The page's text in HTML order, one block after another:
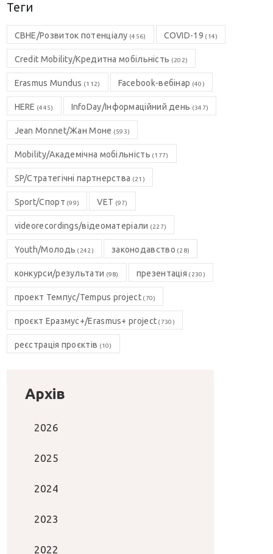
Теги
CBHE/Розвиток потенціалу (456) COVID-19 (14)
Credit Mobility/Кредитна мобільність (202)
Erasmus Mundus (112) Facebook-вебінар (40)
HERE (445) InfoDay/Інформаційний день (347)
Jean Monnet/Жан Моне (593)
Mobility/Академічна мобільність (177)
SP/Стратегічні партнерства (21)
Sport/Спорт (99) VET (97)
videorecordings/відеоматеріали (227)
Youth/Молодь (242) законодавство (28)
конкурси/результати (98) презентація (230)
проект Темпус/Tempus project(70)
проєкт Еразмус+/Erasmus+ project (730)
реєстрація проєктів (10)
Архів
2026
2025
2024
2023
2022